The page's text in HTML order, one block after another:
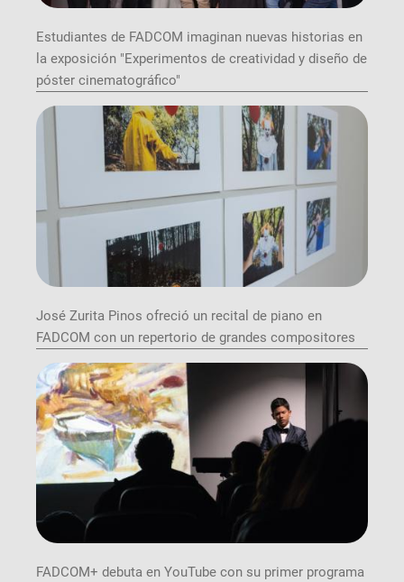
Estudiantes de FADCOM imaginan nuevas historias en
la exposición "Experimentos de creatividad y diseño de
póster cinematográfico"
José Zurita Pinos ofreció un recital de piano en
FADCOM con un repertorio de grandes compositores
FADCOM+ debuta en YouTube con su primer programa